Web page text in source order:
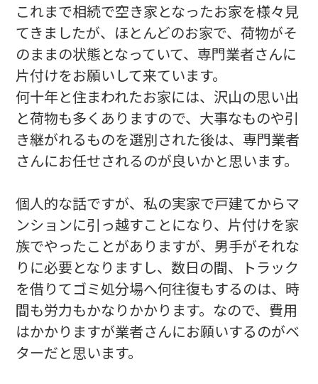
これまで相続で空き家となったお家を様々見
てきましたが、ほとんどのお家で、荷物がそ
のままの状態となっていて、専門業者さんに
片付けをお願いして来ています。
何十年と住まわれたお家には、沢山の思い出
と荷物も多くありますので、大事なものや引
き継がれるものを選別された後は、専門業者
さんにお任せされるのが良いかと思います。
個人的な話ですが、私の実家で戸建てからマ
ンションに引っ越すことになり、片付けを家
族でやったことがありますが、男手がそれな
りに必要となりますし、数日の間、トラック
を借りてゴミ処分場へ何往復もするのは、時
間も労力もかなりかかります。なので、費用
はかかりますが業者さんにお願いするのがベ
ターだと思います。